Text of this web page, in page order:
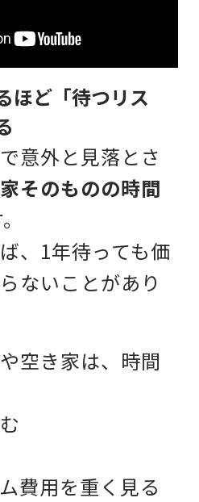
ほど「待つリス
意外と見落とさ
家そのものの時間
、1年待っても価
ないことがあり
空き家は、時間
費用を重く見る